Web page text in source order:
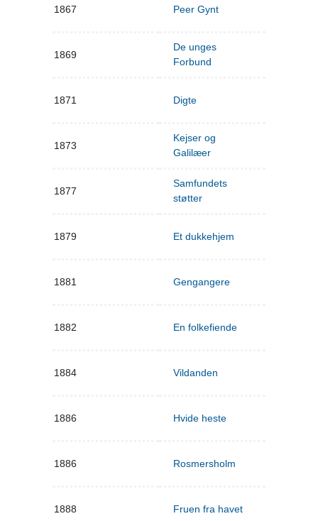
1867 Peer Gynt
1869
De unges
Forbund
1871 Digte
1873
Kejser og
Galilæer
1877
Samfundets
støtter
1879 Et dukkehjem
1881 Gengangere
1882 En folkefiende
1884 Vildanden
1886 Hvide heste
1886 Rosmersholm
1888 Fruen fra havet